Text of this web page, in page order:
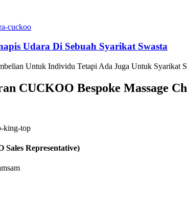
Udara Di Sebuah Syarikat Swasta
Untuk Individu Tetapi Ada Juga Untuk Syarikat
CUCKOO Bespoke Massage
Representative)